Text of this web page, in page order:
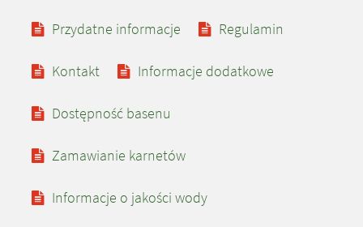
Przydatne informacje Regulamin
Kontakt Informacje dodatkowe
Dostępność basenu
Zamawianie karnetów
Informacje o jakości wody